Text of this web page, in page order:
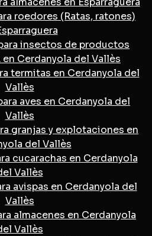
roedores (Ratas, ratones)
insectos de productos
Cerdanyola del Vallès
termitas en Cerdanyola del
Vallès
aves en Cerdanyola del
Vallès
granjas y explotaciones en
del Vallès
cucarachas en Cerdanyola
Vallès
avispas en Cerdanyola del
Vallès
almacenes en Cerdanyola
Vallès